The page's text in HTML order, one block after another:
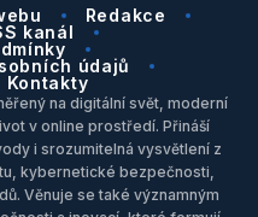
Redakce
kanál
údajů
Kontakty
na digitální svět, moderní
v online prostředí. Přináší
i srozumitelná vysvětlení z
kybernetické bezpečnosti,
Věnuje se také významným